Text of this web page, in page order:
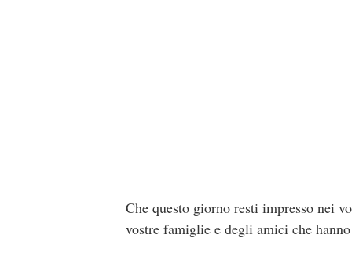
Che questo giorno resti impresso nei
vostre famiglie e degli amici che